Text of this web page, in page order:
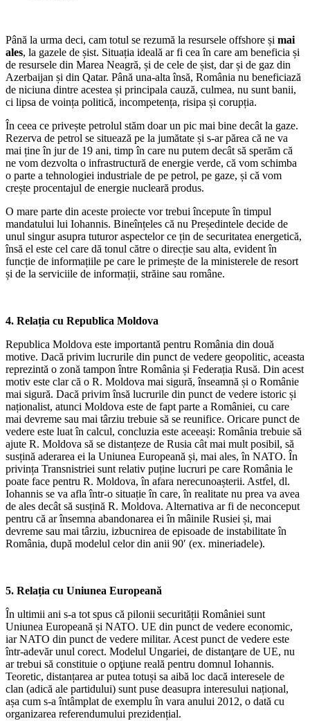
Până la urma deci, cam totul se rezumă la resursele offshore și mai
ales, la gazele de șist. Situația ideală ar fi cea în care am beneficia și
de resursele din Marea Neagră, și de cele de șist, dar și de gaz din
Azerbaijan și din Qatar. Până una-alta însă, România nu beneficiază
de niciuna dintre acestea și principala cauză, culmea, nu sunt banii,
ci lipsa de voința politică, incompetența, risipa și corupția.
În ceea ce privește petrolul stăm doar un pic mai bine decât la gaze.
Rezerva de petrol se situează pe la jumătate și s-ar părea că ne va
mai ține în jur de 19 ani, timp în care nu putem decât să sperăm că
ne vom dezvolta o infrastructură de energie verde, că vom schimba
o parte a tehnologiei industriale de pe petrol, pe gaze, și că vom
crește procentajul de energie nucleară produs.
O mare parte din aceste proiecte vor trebui începute în timpul
mandatului lui Iohannis. Bineînțeles că nu Președintele decide de
unul singur asupra tuturor aspectelor ce țin de securitatea energetică,
însă el este cel care dă tonul către o direcție sau alta, evident în
funcție de informațiile pe care le primește de la ministerele de resort
și de la serviciile de informații, străine sau române.
4. Relația cu Republica Moldova
Republica Moldova este importantă pentru România din două
motive. Dacă privim lucrurile din punct de vedere geopolitic, aceasta
reprezintă o zonă tampon între România și Federația Rusă. Din acest
motiv este clar că o R. Moldova mai sigură, înseamnă și o Românie
mai sigură. Dacă privim însă lucrurile din punct de vedere istoric și
naționalist, atunci Moldova este de fapt parte a României, cu care
mai devreme sau mai târziu trebuie să se reunifice. Oricare punct de
vedere este luat în calcul, concluzia este aceeași: România trebuie să
ajute R. Moldova să se distanțeze de Rusia cât mai mult posibil, să
susțină aderarea ei la Uniunea Europeană și, mai ales, în NATO. În
privința Transnistriei sunt relativ puține lucruri pe care România le
poate face pentru R. Moldova, în afara nerecunoașterii. Astfel, dl.
Iohannis se va afla într-o situație în care, în realitate nu prea va avea
de ales decât să susțină R. Moldova. Alternativa ar fi de neconceput
pentru că ar însemna abandonarea ei în mâinile Rusiei și, mai
devreme sau mai târziu, izbucnirea de episoade de instabilitate în
România, după modelul celor din anii 90′ (ex. mineriadele).
5. Relația cu Uniunea Europeană
În ultimii ani s-a tot spus că pilonii securității României sunt
Uniunea Europeană și NATO. UE din punct de vedere economic,
iar NATO din punct de vedere militar. Acest punct de vedere este
într-adevăr unul corect. Modelul Ungariei, de distanţare de UE, nu
ar trebui să constituie o opţiune reală pentru domnul Iohannis.
Teoretic, distanțarea ar putea totuși sa aibă loc dacă interesele de
clan (adică ale partidului) sunt puse deasupra interesului național,
așa cum s-a întâmplat de exemplu în vara anului 2012, o dată cu
organizarea referendumului prezidențial.